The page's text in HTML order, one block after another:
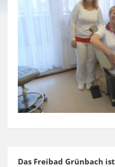
Das Freibad Grünbach ist